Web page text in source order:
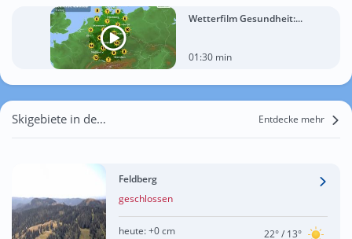
Wetterfilm Gesundheit:...
01:30 min
Skigebiete in der Nähe von Harpolingen Entdecke mehr
Feldberg
geschlossen
heute:+0 cm 22°/ 13°